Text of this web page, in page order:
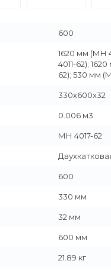
600
1620 мм (МН
4011-62);
62); 530 мм
330х600х32
0.006 м3
МН 4017-62
600
330 мм
32 мм
600 мм
21.89 кг